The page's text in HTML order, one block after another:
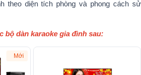
theo diện tích phòng và phong cách sử
bộ dàn karaoke gia đình sau:
Mới